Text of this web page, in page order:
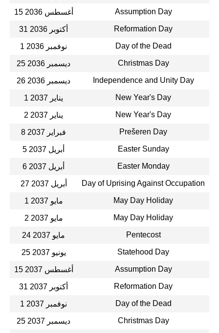
15 أغسطس 2036 Assumption Day
31 أكتوبر 2036 Reformation Day
1 نوفمبر 2036 Day of the Dead
25 ديسمبر 2036 Christmas Day
26 ديسمبر 2036 Independence and Unity Day
1 يناير 2037 New Year's Day
2 يناير 2037 New Year's Day
8 فبراير 2037 Prešeren Day
5 أبريل 2037 Easter Sunday
6 أبريل 2037 Easter Monday
27 أبريل 2037 Day of Uprising Against Occupation
1 مايو 2037 May Day Holiday
2 مايو 2037 May Day Holiday
24 مايو 2037 Pentecost
25 يونيو 2037 Statehood Day
15 أغسطس 2037 Assumption Day
31 أكتوبر 2037 Reformation Day
1 نوفمبر 2037 Day of the Dead
25 ديسمبر 2037 Christmas Day